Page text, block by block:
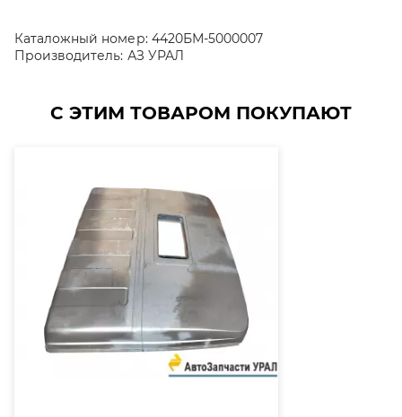
Каталожный номер: 4420БМ-5000007
Производитель: АЗ УРАЛ
С ЭТИМ ТОВАРОМ ПОКУПАЮТ